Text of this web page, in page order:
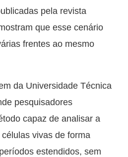
pela revista
que esse cenário
frentes ao mesmo
da Universidade Técnica
pesquisadores
capaz de analisar a
vivas de forma
estendidos, sem